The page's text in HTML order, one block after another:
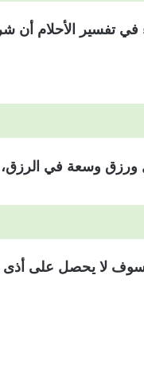
في تفسير
ورزق وسعة في
لا يحصل على أذى